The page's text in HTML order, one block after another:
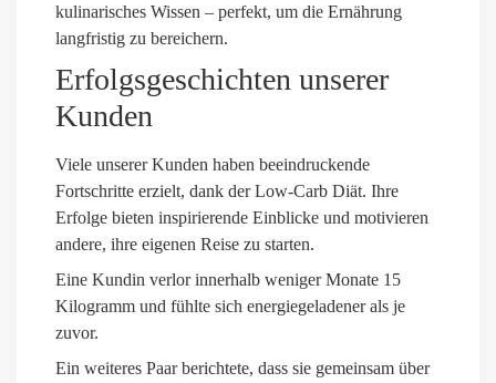
kulinarisches Wissen – perfekt, um die Ernährung
langfristig zu bereichern.
Erfolgsgeschichten unserer
Kunden
Viele unserer Kunden haben beeindruckende
Fortschritte erzielt, dank der Low-Carb Diät. Ihre
Erfolge bieten inspirierende Einblicke und motivieren
andere, ihre eigenen Reise zu starten.
Eine Kundin verlor innerhalb weniger Monate 15
Kilogramm und fühlte sich energiegeladener als je
zuvor.
Ein weiteres Paar berichtete, dass sie gemeinsam über